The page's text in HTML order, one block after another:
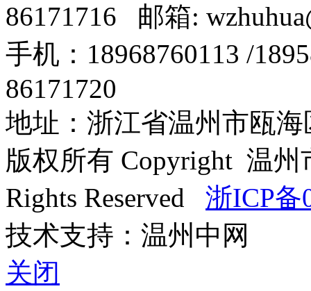
86171716 邮箱:
手机：18968760113 /
86171720
地址：浙江省温州市瓯海
版权所有 Copyright 温
Rights Reserved 浙ICP备
技术支持：温州中网
关闭